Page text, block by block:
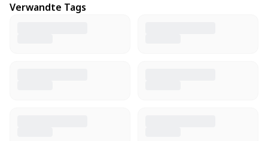
Verwandte Tags